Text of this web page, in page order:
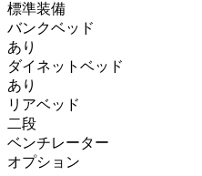
標準装備
バンクベッド
あり
ダイネットベッド
あり
リアベッド
二段
ベンチレーター
オプション